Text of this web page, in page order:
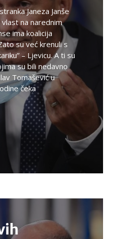
Janeza Janše
na narednim
ima koalicija
su već krenuli s
– Ljevicu. A ti su
su bili nedavno
Tomašević u
čeka